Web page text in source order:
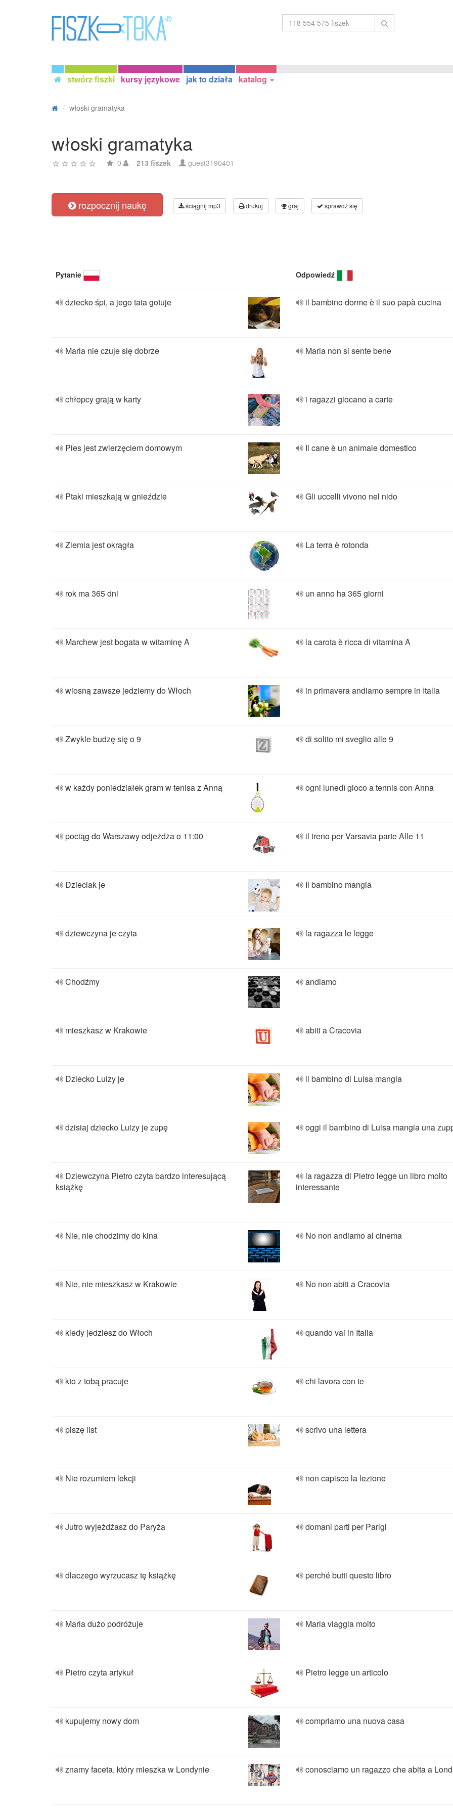
stwórz fiszki kursy językowe jak to działa katalog
włoski gramatyka
włoski gramatyka
0 213 fiszek guest3190401
rozpocznij naukę ściągnij mp3 drukuj graj sprawdź się
Pytanie Odpowiedź
dziecko śpi, a jego tata gotuje il bambino dorme è il suo papà cucina
Maria nie czuje się dobrze Maria non si sente bene
chłopcy grają w karty i ragazzi giocano a carte
Pies jest zwierzęciem domowym Il cane è un animale domestico
Ptaki mieszkają w gnieździe Gli uccelli vivono nel nido
Ziemia jest okrągła La terra è rotonda
rok ma 365 dni un anno ha 365 giorni
Marchew jest bogata w witaminę A la carota è ricca di vitamina A
wiosną zawsze jedziemy do Włoch in primavera andiamo sempre in Italia
Zwykle budzę się o 9 di solito mi sveglio alle 9
w każdy poniedziałek gram w tenisa z Anną ogni lunedì gioco a tennis con Anna
pociąg do Warszawy odjeżdża o 11:00 il treno per Varsavia parte Alle 11
Dzieciak je Il bambino mangia
dziewczyna je czyta la ragazza le legge
Chodźmy andiamo
mieszkasz w Krakowie abiti a Cracovia
Dziecko Luizy je il bambino di Luisa mangia
dzisiaj dziecko Luizy je zupę oggi il bambino di Luisa mangia una
Dziewczyna Pietro czyta bardzo interesującą
książkę
la ragazza di Pietro legge un libro molto
interessante
Nie, nie chodzimy do kina No non andiamo al cinema
Nie, nie mieszkasz w Krakowie No non abiti a Cracovia
kiedy jedziesz do Włoch quando vai in Italia
kto z tobą pracuje chi lavora con te
piszę list scrivo una lettera
Nie rozumiem lekcji non capisco la lezione
Jutro wyjeżdżasz do Paryża domani parti per Parigi
dlaczego wyrzucasz tę książkę perché butti questo libro
Maria dużo podróżuje Maria viaggia molto
Pietro czyta artykuł Pietro legge un articolo
kupujemy nowy dom compriamo una nuova casa
znamy faceta, który mieszka w Londynie conosciamo un ragazzo che abita a